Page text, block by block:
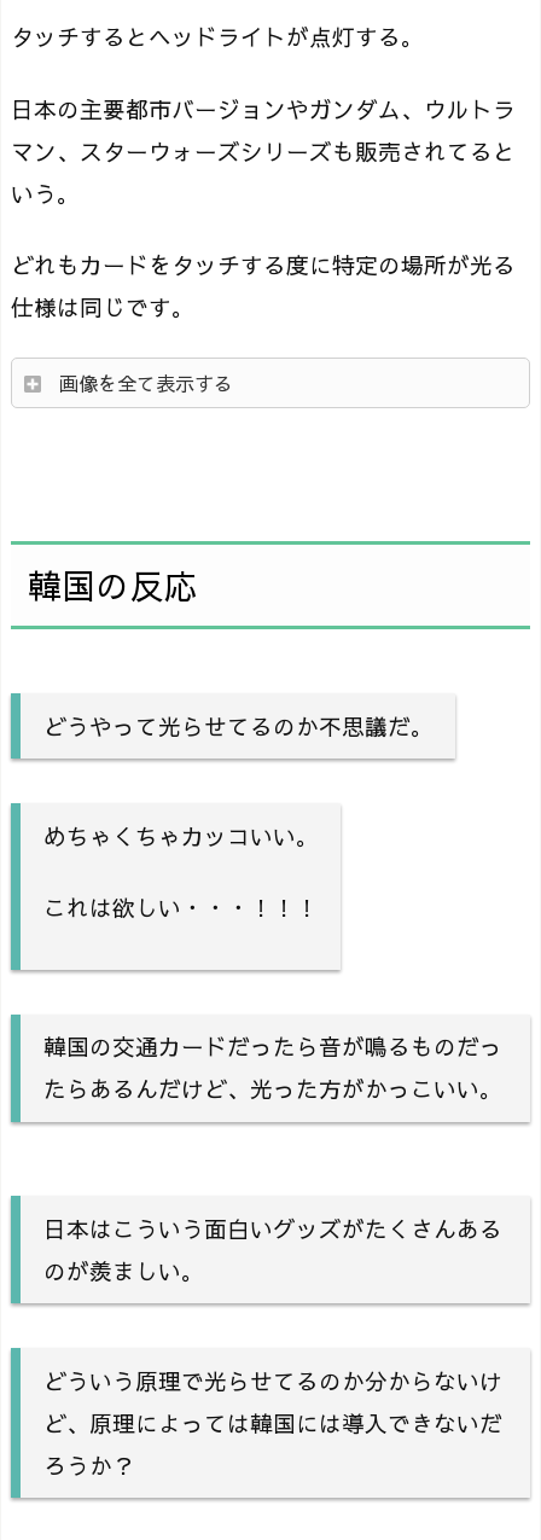
タッチするとヘッドライトが点灯する。
日本の主要都市バージョンやガンダム、ウルトラ
マン、スターウォーズシリーズも販売されてると
いう。
どれもカードをタッチする度に特定の場所が光る
仕様は同じです。
画像を全て表示する
韓国の反応
どうやって光らせてるのか不思議だ。
めちゃくちゃカッコいい。
これは欲しい・・・！！！
韓国の交通カードだったら音が鳴るものだっ
たらあるんだけど、光った方がかっこいい。
日本はこういう面白いグッズがたくさんある
のが羨ましい。
どういう原理で光らせてるのか分からないけ
ど、原理によっては韓国には導入できないだ
ろうか？